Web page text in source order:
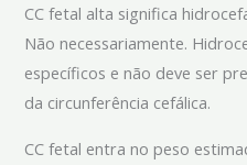
CC fetal alta significa
Não necessariamente.
específicos e não deve ser
da circunferência cefálica.
CC fetal entra no peso